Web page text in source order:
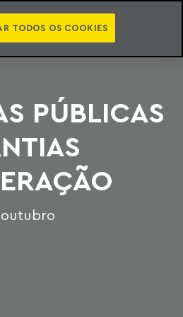
PT EN CATEGORIAS
PÚBLICAS
TODOS OS COOKIES